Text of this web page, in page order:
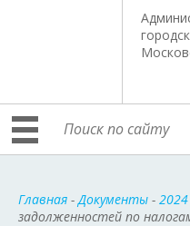
Главная -Документы - 2024
задолженностей по